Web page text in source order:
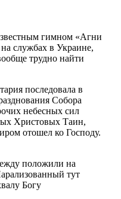
гимном «Агни
службах в Украине,
трудно найти
последовала в
Собора
небесных сил
Христовых Таин,
отошел ко Господу.
положили на
тут
Богу